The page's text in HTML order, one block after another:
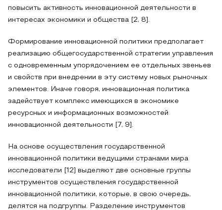
повысить активность инновационной деятельности в
интересах экономики и общества [2, 8].
Формирование инновационной политики предполагает
реализацию общегосударственной стратегии управления
с одновременным упорядочением ее отдельных звеньев
и свойств при внедрении в эту систему новых рыночных
элементов. Иначе говоря, инновационная политика
задействует комплекс имеющихся в экономике
ресурсных и информационных возможностей
инновационной деятельности [7, 9].
На основе осуществления государственной
инновационной политики ведущими странами мира
исследователи [12] выделяют две основные группы
инструментов осуществления государственной
инновационной политики, которые, в свою очередь,
делятся на подгруппы. Разделение инструментов